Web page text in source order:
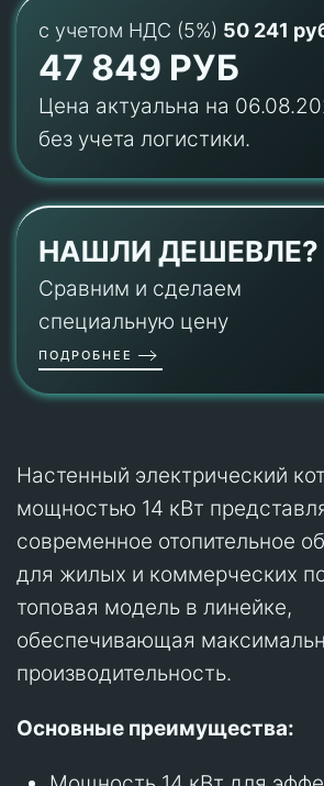
с учетом НДС (5%) 50 241
47 849 РУБ
Цена актуальна на
без учета логистики.
НАШЛИ ДЕШЕВЛЕ?
Сравним и сделаем
специальную цену
ПОДРОБНЕЕ
Настенный электрический
мощностью 14 кВт
современное отопительное
для жилых и коммерческих
топовая модель в линейке,
обеспечивающая
производительность.
Основные преимущества: